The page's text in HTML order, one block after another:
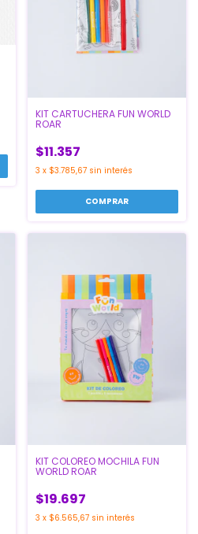
KIT CARTUCHERA FUN WORLD
ROAR
$11.357
3 x $3.785,67 sin interés
KIT COLOREO MOCHILA FUN
WORLD ROAR
$19.697
3 x $6.565,67 sin interés